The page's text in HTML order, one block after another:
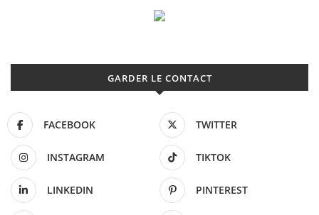
GARDER LE CONTACT
FACEBOOK TWITTER
INSTAGRAM TIKTOK
LINKEDIN PINTEREST